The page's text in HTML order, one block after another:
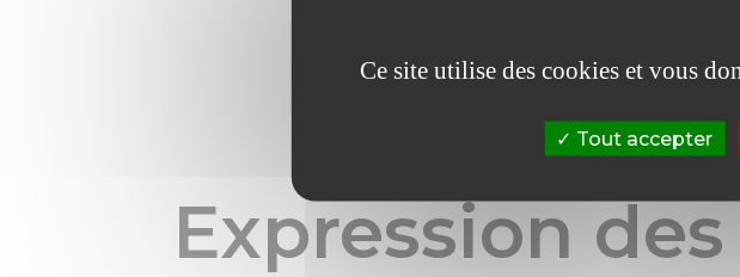
Expression
Ce site utilise des cookies et vous
Tout accepter